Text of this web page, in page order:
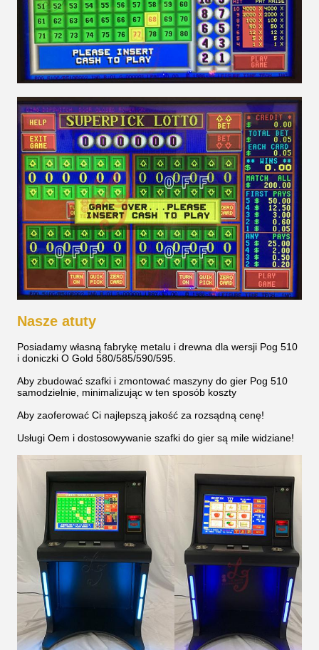
Nasze atuty
Posiadamy własną fabrykę metalu i drewna dla wersji Pog 510
i doniczki O Gold 580/585/590/595.
Aby zbudować szafki i zmontować maszyny do gier Pog 510
samodzielnie, minimalizując w ten sposób koszty
Aby zaoferować Ci najlepszą jakość za rozsądną cenę!
Usługi Oem i dostosowywanie szafki do gier są mile widziane!